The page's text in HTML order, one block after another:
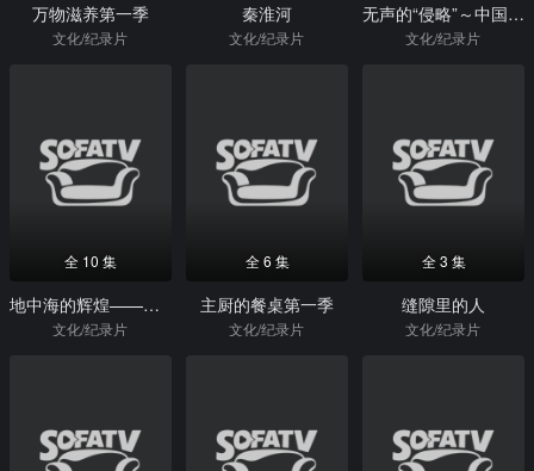
万物滋养第一季
文化/纪录片
秦淮河
文化/纪录片
无声的“侵略”～中国移民冲击下的澳大利亚～
文化/纪录片
全 10 集
地中海的辉煌——罗马帝国的兴衰
文化/纪录片
全 6 集
主厨的餐桌第一季
文化/纪录片
全 3 集
缝隙里的人
文化/纪录片